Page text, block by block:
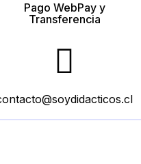
Pago WebPay y
Transferencia